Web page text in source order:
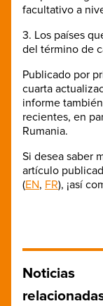
facultativo a
3. Los países
del término de
Publicado por
cuarta
informe
recientes, en
Rumania.
Si desea saber
artículo
(EN, FR), ¡así
Noticias